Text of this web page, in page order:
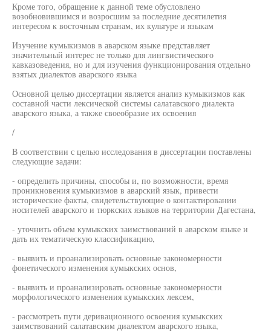
Кроме того, обращение к данной теме обусловлено
возобновившимся и возросшим за последние десятилетия
интересом к восточным странам, их культуре и языкам
Изучение кумыкизмов в аварском языке представляет
значительный интерес не только для лингвистического
кавказоведения, но и для изучения функционирования отдельно
взятых диалектов аварского языка
Основной целью диссертации является анализ кумыкизмов как
составной части лексической системы салатавского диалекта
аварского языка, а также своеобразие их освоения
/
В соответствии с целью исследования в диссертации поставлены
следующие задачи:
- определить причины, способы и, по возможности, время
проникновения кумыкизмов в аварский язык, привести
исторические факты, свидетельствующие о контактировании
носителей аварского и тюркских языков на территории Дагестана,
- уточнить объем кумыкских заимствований в аварском языке и
дать их тематическую классификацию,
- выявить и проанализировать основные закономерности
фонетического изменения кумыкских основ,
- выявить и проанализировать основные закономерности
морфологического изменения кумыкских лексем,
- рассмотреть пути деривационного освоения кумыкских
заимствований салатавским диалектом аварского языка,